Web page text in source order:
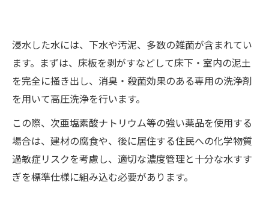
浸水した水には、下水や汚泥、多数の雑菌が含まれてい
ます。まずは、床板を剥がすなどして床下・室内の泥土
を完全に掻き出し、消臭・殺菌効果のある専用の洗浄剤
を用いて高圧洗浄を行います。
この際、次亜塩素酸ナトリウム等の強い薬品を使用する
場合は、建材の腐食や、後に居住する住民への化学物質
過敏症リスクを考慮し、適切な濃度管理と十分な水すす
ぎを標準仕様に組み込む必要があります。